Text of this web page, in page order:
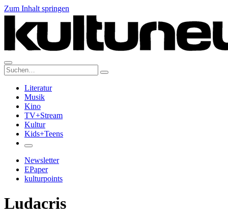
Zum Inhalt springen
Suche:
Literatur
Musik
Kino
TV+Stream
Kultur
Kids+Teens
Newsletter
EPaper
kulturpoints
Ludacris